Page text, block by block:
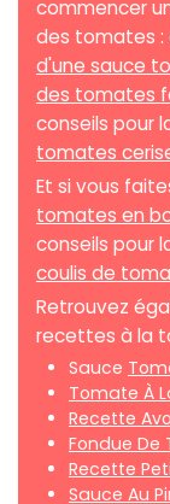
commencer
des tomates
d'une sauce
des tomates
conseils pour
tomates
Et si vous
tomates en
conseils pour
coulis de
Retrouvez
recettes à la
Sauce
Tomate À
Recette
Fondue De
Recette
Sauce Au